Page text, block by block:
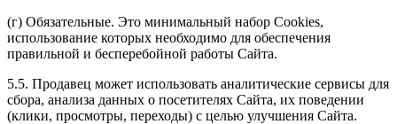
(г) Обязательные. Это минимальный набор Cookies,
использование которых необходимо для обеспечения
правильной и бесперебойной работы Сайта.
5.5. Продавец может использовать аналитические сервисы для
сбора, анализа данных о посетителях Сайта, их поведении
(клики, просмотры, переходы) с целью улучшения Сайта.